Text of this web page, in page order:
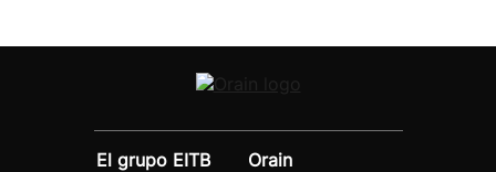
El grupo EITB
Orain